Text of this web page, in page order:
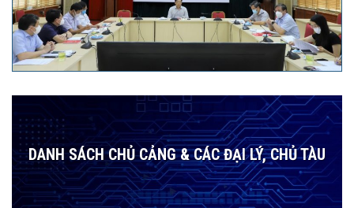
DANH SÁCH CHỦ CẢNG & CÁC ĐẠI LÝ, CHỦ TÀU